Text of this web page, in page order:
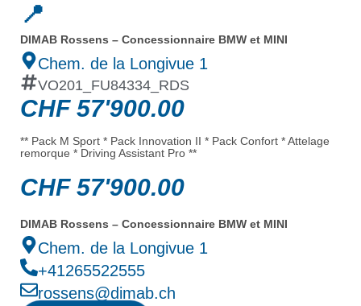
📍
DIMAB Rossens – Concessionnaire BMW et MINI
Chem. de la Longivue 1
VO201_FU84334_RDS
CHF57'900.00
** Pack M Sport * Pack Innovation II * Pack Confort * Attelage
remorque * Driving Assistant Pro **
CHF57'900.00
DIMAB Rossens – Concessionnaire BMW et MINI
Chem. de la Longivue 1
+41265522555
rossens@dimab.ch